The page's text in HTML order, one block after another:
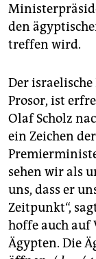
den
treffen wird.
Der
Prosor, ist
Olaf Scholz
ein Zeichen
sehen wir als
uns, dass er
Zeitpunkt“,
hoffe auch auf
Ägypten. Die